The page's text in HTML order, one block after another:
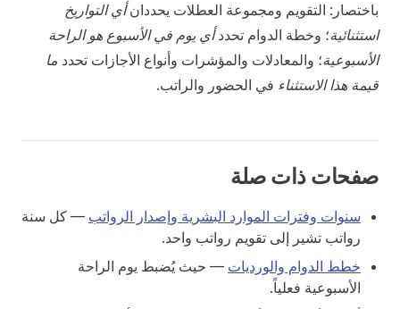
باختصار: التقويم ومجموعة العطلات يحددانأي التواريخ
استثنائية؛ وخطة الدوام تحددأي يوم في الأسبوع هو الراحة
الأسبوعية؛ والمعادلات والمؤشرات وأنواع الأجازات تحدد ما
قيمة هذا الاستثناء في الحضور والراتب.
صفحات ذات صلة
سنوات وفترات الموارد البشرية وإصدار الرواتب — كل سنة
رواتب تشير إلى تقويم رواتب واحد.
خطط الدوام والورديات — حيث يُضبط يوم الراحة
الأسبوعية فعلياً.